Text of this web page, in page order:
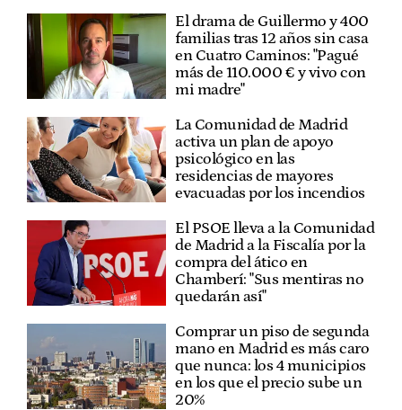
El drama de Guillermo y 400
familias tras 12 años sin casa
en Cuatro Caminos: "Pagué
más de 110.000 € y vivo con
mi madre"
La Comunidad de Madrid
activa un plan de apoyo
psicológico en las
residencias de mayores
evacuadas por los incendios
El PSOE lleva a la Comunidad
de Madrid a la Fiscalía por la
compra del ático en
Chamberí: "Sus mentiras no
quedarán así"
Comprar un piso de segunda
mano en Madrid es más caro
que nunca: los 4 municipios
en los que el precio sube un
20%